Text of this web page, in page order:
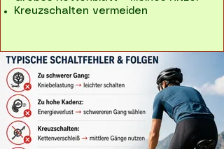
Kreuzschalten vermeiden